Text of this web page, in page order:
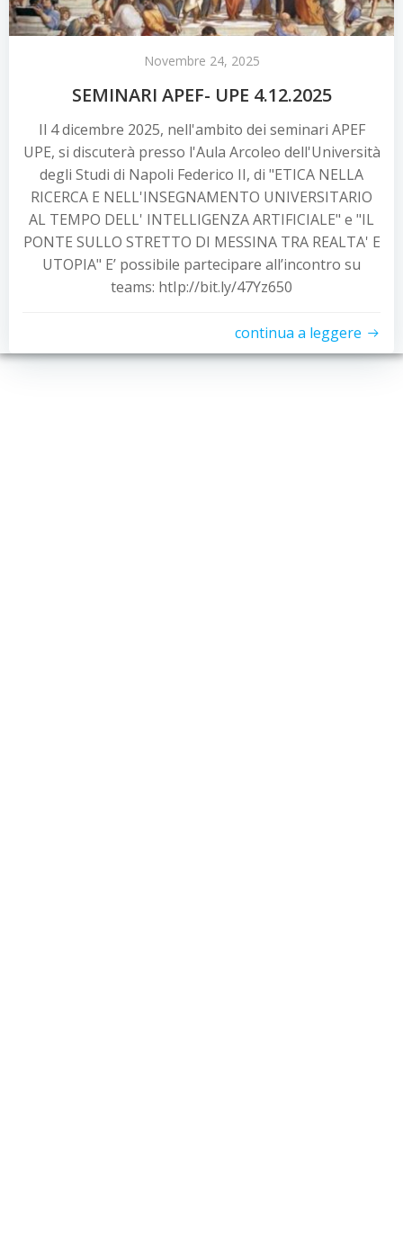
Novembre 24, 2025
SEMINARI APEF- UPE 4.12.2025
Il 4 dicembre 2025, nell'ambito dei seminari APEF
UPE, si discuterà presso l'Aula Arcoleo dell'Università
degli Studi di Napoli Federico II, di "ETICA NELLA
RICERCA E NELL'INSEGNAMENTO UNIVERSITARIO
AL TEMPO DELL' INTELLIGENZA ARTIFICIALE" e "IL
PONTE SULLO STRETTO DI MESSINA TRA REALTA' E
UTOPIA" E’ possibile partecipare all’incontro su
teams: htIp://bit.ly/47Yz650
continua a leggere